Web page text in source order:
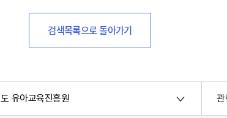
검색목록으로 돌아가기
유아교육진흥원